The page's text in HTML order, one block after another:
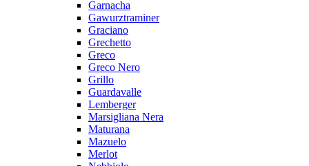
Garnacha
Gawurztraminer
Graciano
Grechetto
Greco
Greco Nero
Grillo
Guardavalle
Lemberger
Marsigliana Nera
Maturana
Mazuelo
Merlot